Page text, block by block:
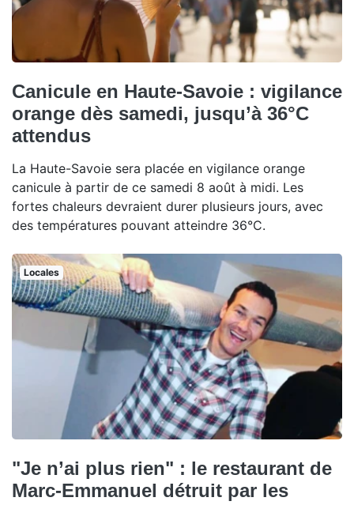
Canicule en Haute-Savoie : vigilance
orange dès samedi, jusqu’à 36°C
attendus
La Haute-Savoie sera placée en vigilance orange
canicule à partir de ce samedi 8 août à midi. Les
fortes chaleurs devraient durer plusieurs jours, avec
des températures pouvant atteindre 36°C.
Locales
"Je n’ai plus rien" : le restaurant de
Marc-Emmanuel détruit par les